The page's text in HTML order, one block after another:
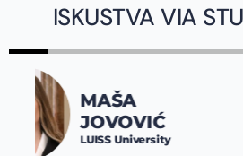
ISKUSTVA VIA